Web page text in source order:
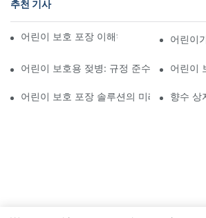
추천 기사
어린이 보호 포장 이해하기: 어린이의 안전
어린이
어린이 보호용 젖병: 규정 준수를 위해 알아
어린이
어린이 보호 포장 솔루션의 미래 향수 상